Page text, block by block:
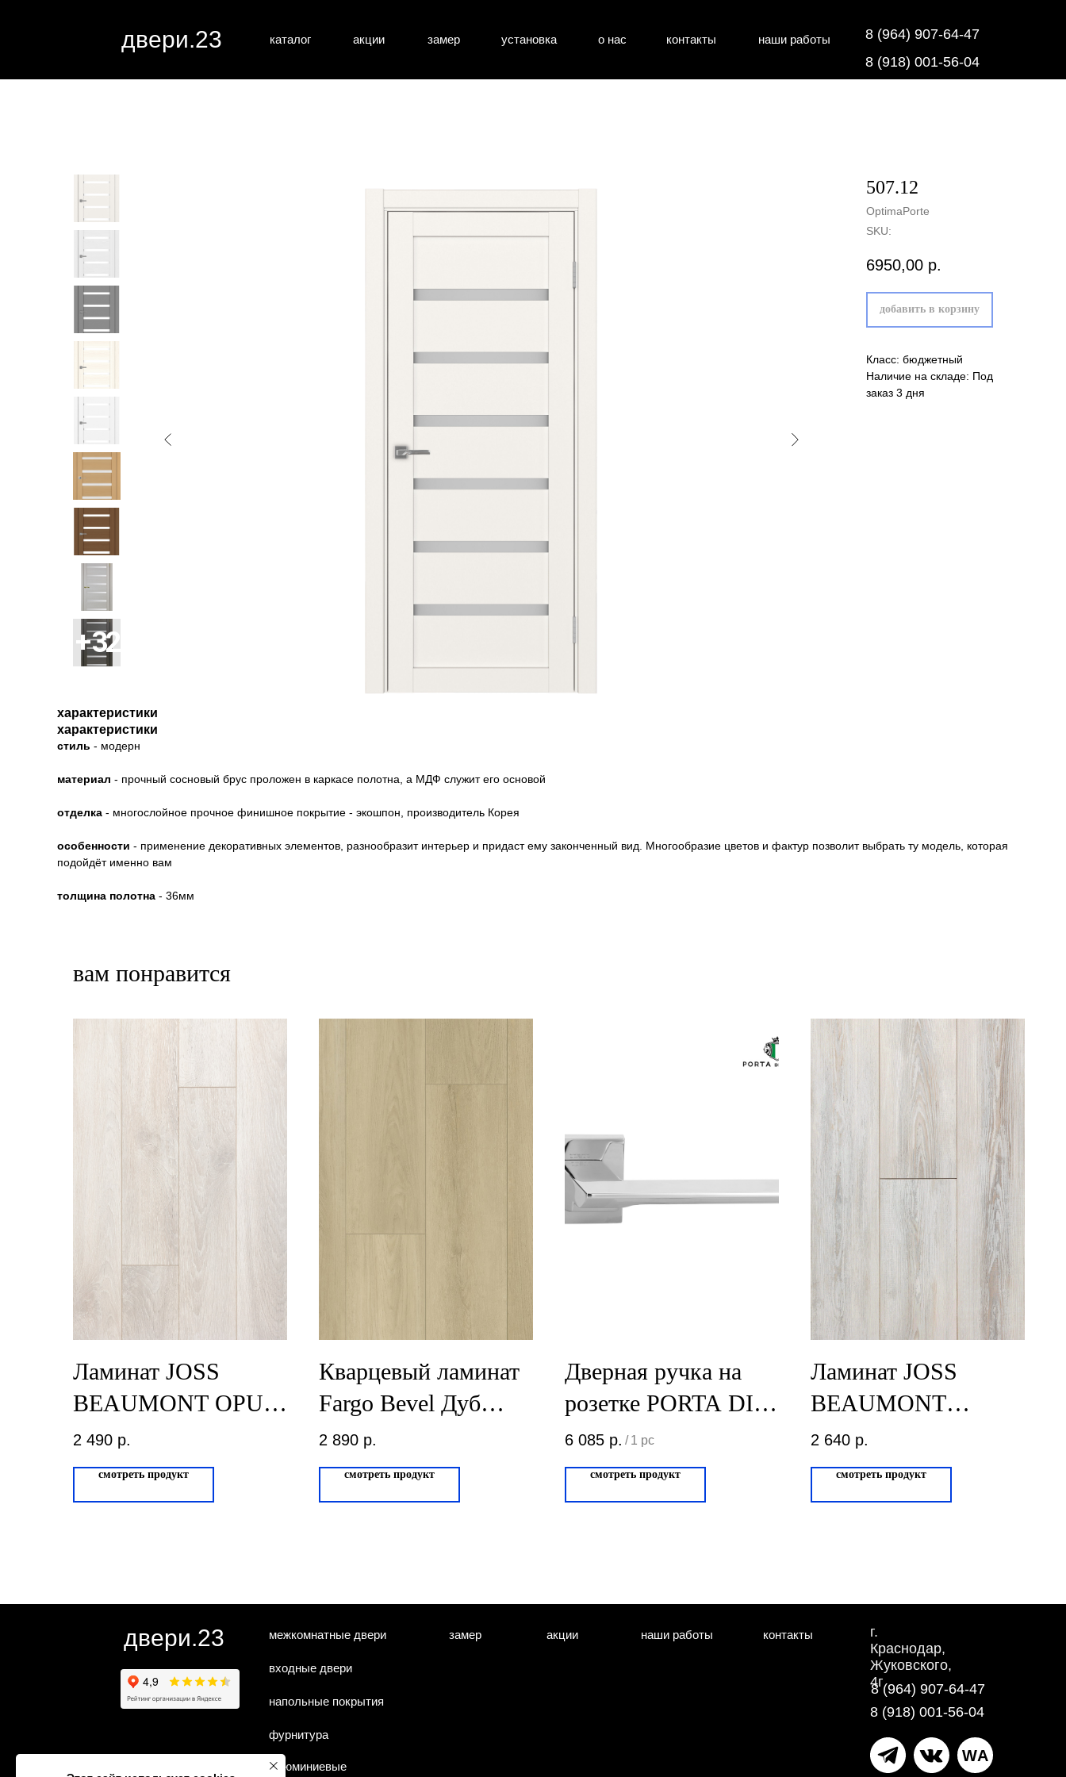
напольные покрытия
каталог контакты
о нас
установка
акции замер
двери.23
8 (918) 001-56-04
наши работы 8 (964) 907-64-47
507.12
OptimaPorte
SKU:
6950,00 р.
добавить в корзину
Класс: бюджетный
Наличие на складе: Под
заказ 3 дня
характеристики
характеристики
стиль - модерн
материал - прочный сосновый брус проложен в каркасе полотна, а МДФ служит его основой
отделка - многослойное прочное финишное покрытие - экошпон, производитель Корея
особенности - применение декоративных элементов, разнообразит интерьер и придаст ему законченный вид. Многообразие цветов и фактур позволит выбрать ту модель, которая
подойдёт именно вам
толщина полотна - 36мм
вам понравится
Ламинат JOSS
BEAUMONT OPUS
Дюрас
2 490 р.
смотреть продукт
Кварцевый ламинат
Fargo Bevel Дуб
Манчестер 50-6191-
3
2 890 р.
смотреть продукт
Дверная ручка на
розетке PORTA DI
PARMA Italia
Матовое золото
206.07
6 085 р. / 1 pc
смотреть продукт
Ламинат JOSS
BEAUMONT
VERTU Дуб
иберийский
2 640 р.
смотреть продукт
двери.23
напольные покрытия
межкомнатные двери
входные двери
фурнитура
замер акции наши работы контакты
г.
Краснодар,
Жуковского,
4г
8 (918) 001-56-04
8 (964) 907-64-47
WA
алюминиевые